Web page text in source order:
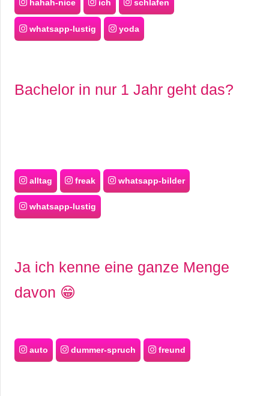
hahah-nice ich schlafen
whatsapp-lustig yoda
Bachelor in nur 1 Jahr geht das?
alltag freak whatsapp-bilder
whatsapp-lustig
Ja ich kenne eine ganze Menge
davon 😁
auto dummer-spruch freund